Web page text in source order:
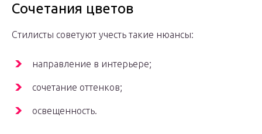
Сочетания цветов
Стилисты советуют учесть такие нюансы:
направление в интерьере;
сочетание оттенков;
освещенность.